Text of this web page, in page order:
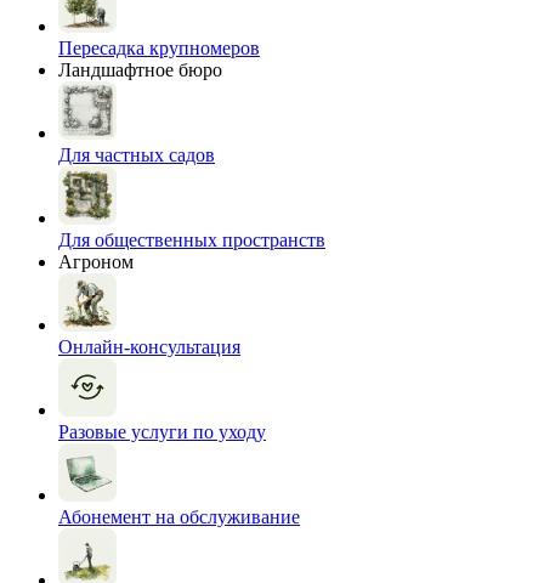
Пересадка крупномеров
Ландшафтное бюро
Для частных садов
Для общественных пространств
Агроном
Онлайн-консультация
Разовые услуги по уходу
Абонемент на обслуживание